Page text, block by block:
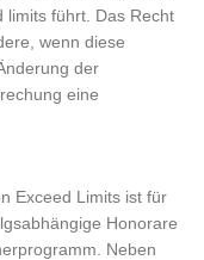
limits führt. Das Recht
wenn diese
der
eine
Exceed Limits ist für
Honorare
Neben